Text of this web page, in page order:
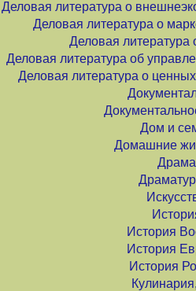
Деловая литература о
Деловая литература о
Деловая
Деловая литература об
Деловая литература о
Дом и
Домашние
Драма
История
История
История